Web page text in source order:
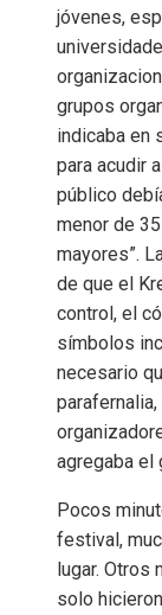
jóvenes,
grupos
indicaba en
para acudir
público
menor de
mayores”.
de que el
control, el
símbolos
necesario
agregaba el
Pocos
festival,
lugar. Otros
solo